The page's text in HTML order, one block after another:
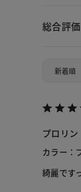
総合評価
プロリン
カラー：
綺麗です